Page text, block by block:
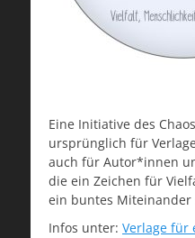
Eine Initiative des
ursprünglich für
auch für Autor*innen
die ein Zeichen für
ein buntes Miteinander
Infos unter: Verlage für